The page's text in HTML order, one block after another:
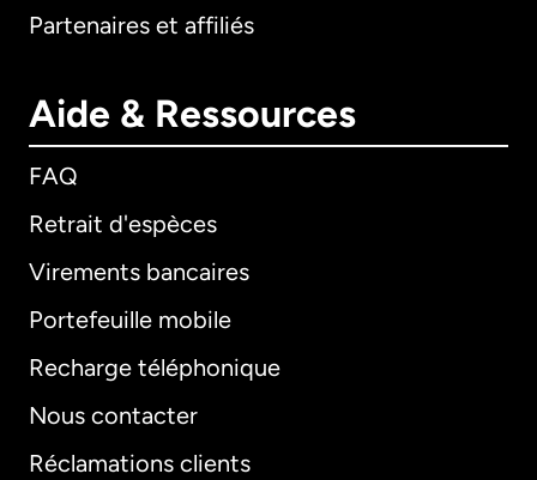
Partenaires et affiliés
Aide & Ressources
FAQ
Retrait d'espèces
Virements bancaires
Portefeuille mobile
Recharge téléphonique
Nous contacter
Réclamations clients